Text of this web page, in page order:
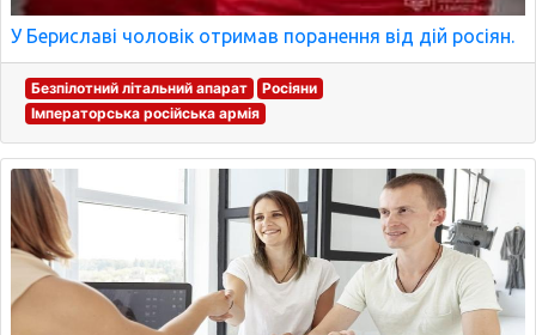
У Бериславі чоловік отримав поранення від дій росіян.
Безпілотний літальний апарат
Росіяни
Імператорська російська армія